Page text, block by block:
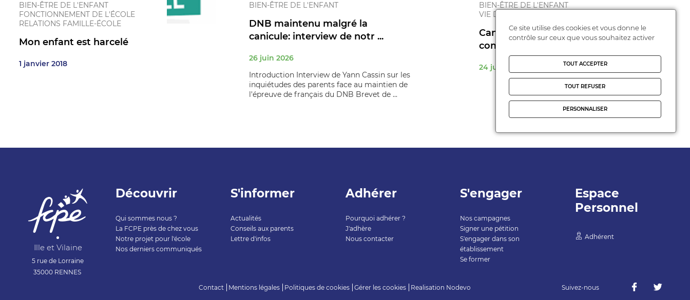
BIEN-ÊTRE DE L'ENFANT
FONCTIONNEMENT DE L'ÉCOLE
RELATIONS FAMILLE-ÉCOLE
Mon enfant est harcelé
1 janvier 2018
BIEN-ÊTRE DE L'ENFANT
DNB maintenu malgré la
canicule: interview de notr ...
26 juin 2026
Introduction Interview de Yann Cassin sur les
inquiétudes des parents face au maintien de
l'épreuve de français du DNB Brevet de ...
BIEN-ÊTRE DE L'ENFANT
VIE DES ÉTABLISSEMENTS
Canicule : notre
communiqué de presse
24 juin 2026
Ille et Vilaine
5 rue de Lorraine
35000 RENNES
Découvrir
Qui sommes nous ?
La FCPE près de chez vous
Notre projet pour l'école
Nos derniers communiqués
S'informer
Actualités
Conseils aux parents
Lettre d'infos
Adhérer
Pourquoi adhérer ?
J'adhère
Nous contacter
S'engager
Nos campagnes
Signer une pétition
S'engager dans son
établissement
Se former
Espace
Personnel
Adhérent
Contact Mentions légales Politiques de cookies Gérer les cookies Realisation Nodevo Suivez-nous
Ce site utilise des cookies et vous donne le
contrôle sur ceux que vous souhaitez activer
TOUT ACCEPTER
TOUT REFUSER
PERSONNALISER